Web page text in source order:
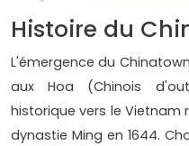
Histoire du
L'émergence du
aux Hoa (Chinois
historique vers le
dynastie Ming en 1644.